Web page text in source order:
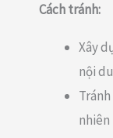
Cách tránh:
Xây
nội
nhiên